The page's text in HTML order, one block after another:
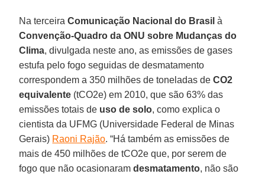
Na terceiraComunicação Nacional do Brasil à
Convenção-Quadro da ONU sobre Mudanças do
Clima, divulgada neste ano, as emissões de gases
estufa pelo fogo seguidas de desmatamento
correspondem a 350 milhões de toneladas deCO2
equivalente (tCO2e) em 2010, que são 63% das
emissões totais de uso de solo, como explica o
cientista da UFMG (Universidade Federal de Minas
Gerais) Raoni Rajão. “Há também as emissões de
mais de 450 milhões de tCO2e que, por serem de
fogo que não ocasionaramdesmatamento, não são